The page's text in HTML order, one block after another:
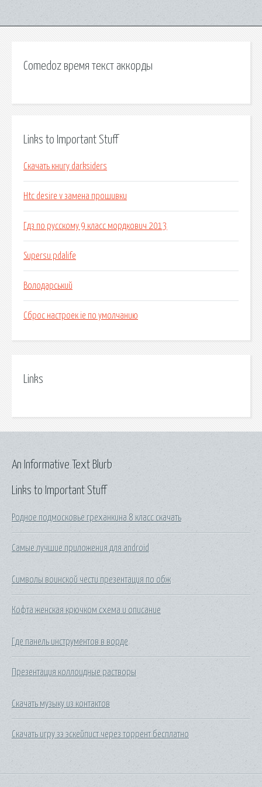
Comedoz время текст аккорды
Links to Important Stuff
Скачать книгу darksiders
Htc desire v замена прошивки
Гдз по русскому 9 класс мордкович 2013
Supersu pdalife
Володарський
Сброс настроек ie по умолчанию
Links
Links to Important Stuff
Родное подмосковье греханкина 8 класс скачать
Самые лучшие приложения для android
Символы воинской чести презентация по обж
Кофта женская крючком схема и описание
Где панель инструментов в ворде
Презентация коллоидные растворы
Скачать музыку из контактов
Скачать игру зэ эскейпист через торрент бесплатно
An Informative Text Blurb